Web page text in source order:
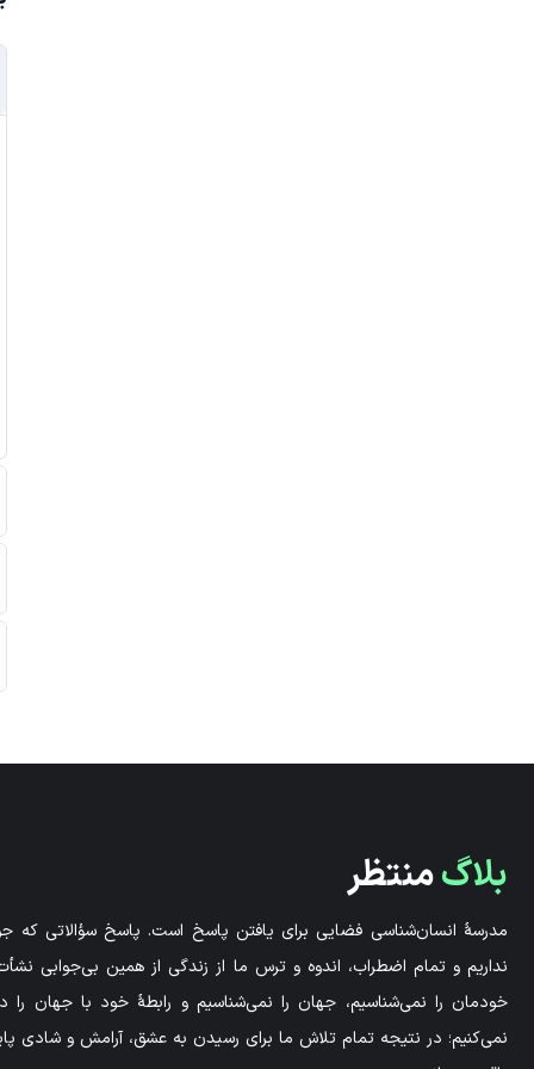
بلاگمنتظر
مدرسۀ انسان‌شناسی فضایی برای یافتن پاسخ است. پاسخ سؤالاتی که
نداریم و تمام اضطراب، اندوه و ترس ما از زندگی از همین بی‌جوابی
خودمان را نمی‌شناسیم، جهان را نمی‌شناسیم و رابطۀ خود با جهان
نمی‌کنیم؛ در نتیجه تمام تلاش ما برای رسیدن به عشق، آرامش و شادی